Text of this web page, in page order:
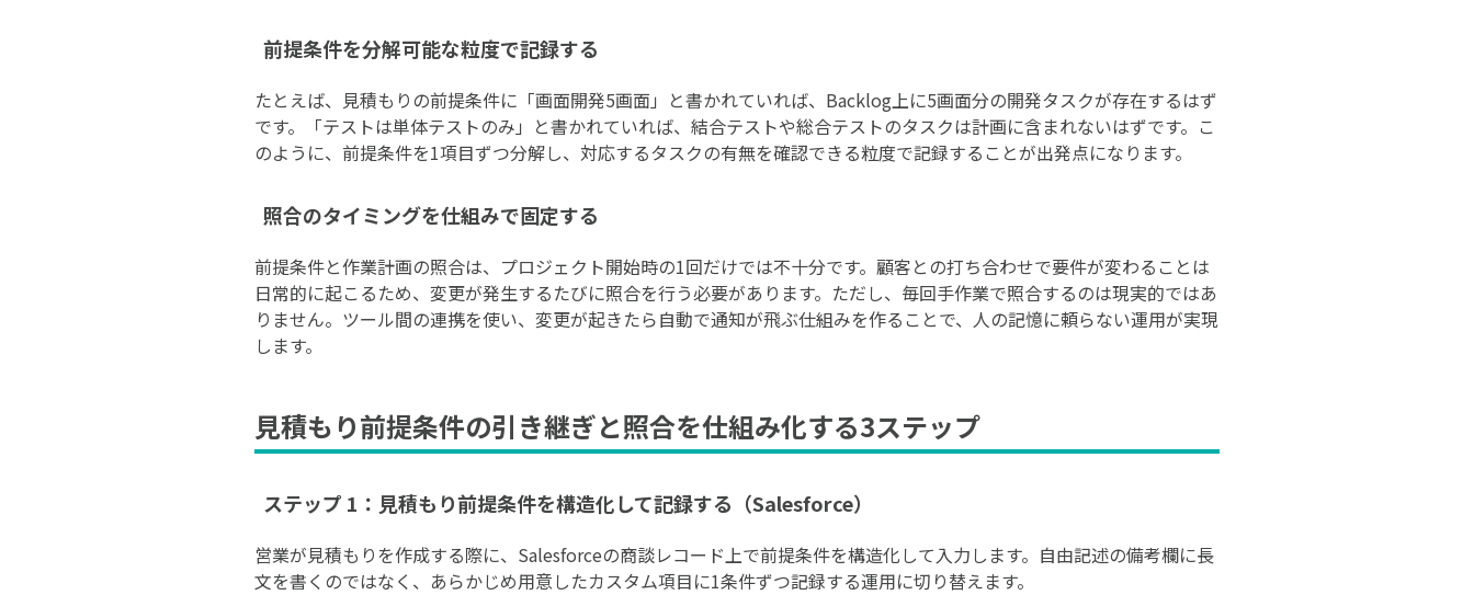
前提条件を分解可能な粒度で記録する
たとえば、見積もりの前提条件に「画面開発5画面」と書かれていれば、Backlog上に5画面分の開発タスクが存在するはず
です。「テストは単体テストのみ」と書かれていれば、結合テストや総合テストのタスクは計画に含まれないはずです。こ
のように、前提条件を1項目ずつ分解し、対応するタスクの有無を確認できる粒度で記録することが出発点になります。
照合のタイミングを仕組みで固定する
前提条件と作業計画の照合は、プロジェクト開始時の1回だけでは不十分です。顧客との打ち合わせで要件が変わることは
日常的に起こるため、変更が発生するたびに照合を行う必要があります。ただし、毎回手作業で照合するのは現実的ではあ
りません。ツール間の連携を使い、変更が起きたら自動で通知が飛ぶ仕組みを作ることで、人の記憶に頼らない運用が実現
します。
見積もり前提条件の引き継ぎと照合を仕組み化する3ステップ
ステップ 1：見積もり前提条件を構造化して記録する（Salesforce）
営業が見積もりを作成する際に、Salesforceの商談レコード上で前提条件を構造化して入力します。自由記述の備考欄に長
文を書くのではなく、あらかじめ用意したカスタム項目に1条件ずつ記録する運用に切り替えます。